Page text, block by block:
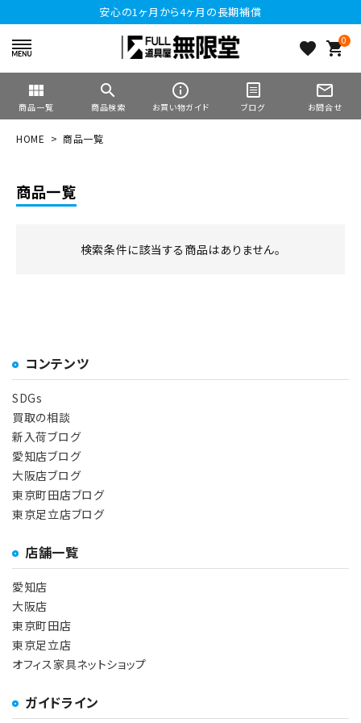
安心の1ヶ月から4ヶ月の長期補償
favorite 0
shopping_cart
view_module
商品一覧
search
商品検索
info_outline
お買い物ガイド ブログ
mail_outline
お問合せ
HOME 商品一覧
商品一覧
検索条件に該当する商品はありません。
コンテンツ
SDGs
買取の相談
新入荷ブログ
愛知店ブログ
大阪店ブログ
東京町田店ブログ
東京足立店ブログ
店舗一覧
愛知店
大阪店
東京町田店
東京足立店
オフィス家具ネットショップ
ガイドライン